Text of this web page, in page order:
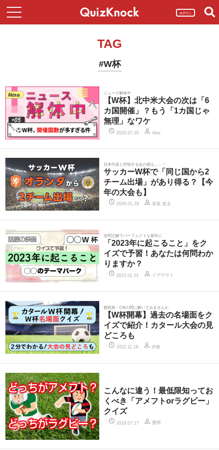
ログイン
TAG
#W杯
ニュース解体中
【W杯】北中米大会の次は「6
カ国開催」？もう「1カ国じゃ
無理」なワケ
2026.07.20 Alex
日本代表と対戦するあの国も……！
サッカーW杯で「同じ国から2
チーム出場」があり得る？【今
年の大会も】
2026.01.29 富取 新太
全問正解でパーフェクトな新年に
「2023年に起こること」をク
イズで予習！あなたは何問わか
りますか？
2023.01.01 イデマサト
観戦前・CMの間に解いてみませんか
【W杯開幕】過去の名場面をク
イズで紹介！カタール大会の見
どころも
2022.11.18 伊東
こんなに違う！最低限知ってお
くべき「アメフトorラグビー」
クイズ
2018.07.17 豊岡